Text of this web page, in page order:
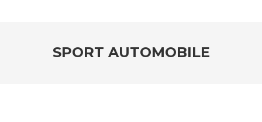
SPORT AUTOMOBILE